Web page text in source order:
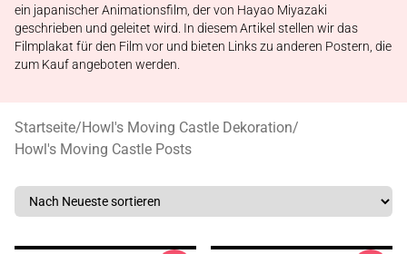
ein japanischer Animationsfilm, der von Hayao Miyazaki
geschrieben und geleitet wird. In diesem Artikel stellen wir das
Filmplakat für den Film vor und bieten Links zu anderen Postern, die
zum Kauf angeboten werden.
Startseite/Howl's Moving Castle Dekoration/
Howl's Moving Castle Posts